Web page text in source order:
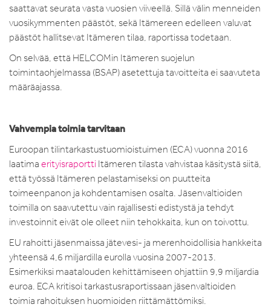
saattavat seurata vasta vuosien viiveellä. Sillä välin menneiden
vuosikymmenten päästöt, sekä Itämereen edelleen valuvat
päästöt hallitsevat Itämeren tilaa, raportissa todetaan.
On selvää, että HELCOMin Itämeren suojelun
toimintaohjelmassa (BSAP) asetettuja tavoitteita ei saavuteta
määräajassa.
Vahvempia toimia tarvitaan
Euroopan tilintarkastustuomioistuimen (ECA) vuonna 2016
laatima erityisraportti Itämeren tilasta vahvistaa käsitystä siitä,
että työssä Itämeren pelastamiseksi on puutteita
toimeenpanon ja kohdentamisen osalta. Jäsenvaltioiden
toimilla on saavutettu vain rajallisesti edistystä ja tehdyt
investoinnit eivät ole olleet niin tehokkaita, kun on toivottu.
EU rahoitti jäsenmaissa jätevesi- ja merenhoidollisia hankkeita
yhteensä 4,6 miljardilla eurolla vuosina 2007-2013.
Esimerkiksi maatalouden kehittämiseen ohjattiin 9,9 miljardia
euroa. ECA kritisoi tarkastusraportissaan jäsenvaltioiden
toimia rahoituksen huomioiden riittämättömiksi.